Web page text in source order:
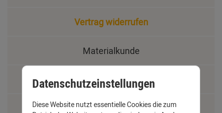
Vertrag widerrufen
Materialkunde
Fachbegriffe
Jobs
Datenschutzeinstellungen
Diese Website nutzt essentielle Cookies die zum